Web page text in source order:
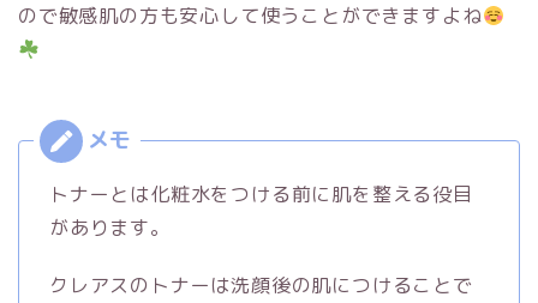
ので敏感肌の方も安心して使うことができますよね
トナーとは化粧水をつける前に肌を整える役目
があります。
クレアスのトナーは洗顔後の肌につけることで